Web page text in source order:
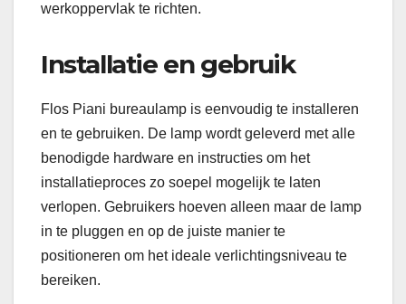
werkoppervlak te richten.
Installatie en gebruik
Flos Piani bureaulamp is eenvoudig te installeren
en te gebruiken. De lamp wordt geleverd met alle
benodigde hardware en instructies om het
installatieproces zo soepel mogelijk te laten
verlopen. Gebruikers hoeven alleen maar de lamp
in te pluggen en op de juiste manier te
positioneren om het ideale verlichtingsniveau te
bereiken.